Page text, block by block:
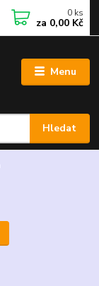
Menu
Hledat
0 ks
za 0,00 Kč